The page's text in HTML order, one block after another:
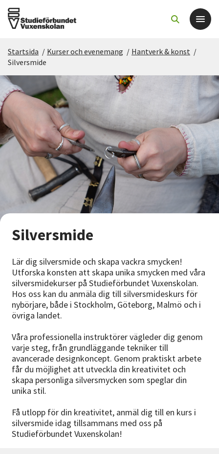
Det här gör vi
För dig som
Sök kurser och evenemang
Om SV
Starta studiecirkel
Cirkelledare
Lyssna
Startsida / Kurser och evenemang / Hantverk & konst /
Silversmide
Silversmide
Lär dig silversmide och skapa vackra smycken!
Utforska konsten att skapa unika smycken med våra
silversmidekurser på Studieförbundet Vuxenskolan.
Hos oss kan du anmäla dig till silversmideskurs för
nybörjare, både i Stockholm, Göteborg, Malmö och i
övriga landet.
Våra professionella instruktörer vägleder dig genom
varje steg, från grundläggande tekniker till
avancerade designkoncept. Genom praktiskt arbete
får du möjlighet att utveckla din kreativitet och
skapa personliga silversmycken som speglar din
unika stil.
Få utlopp för din kreativitet, anmäl dig till en kurs i
silversmide idag tillsammans med oss på
Studieförbundet Vuxenskolan!